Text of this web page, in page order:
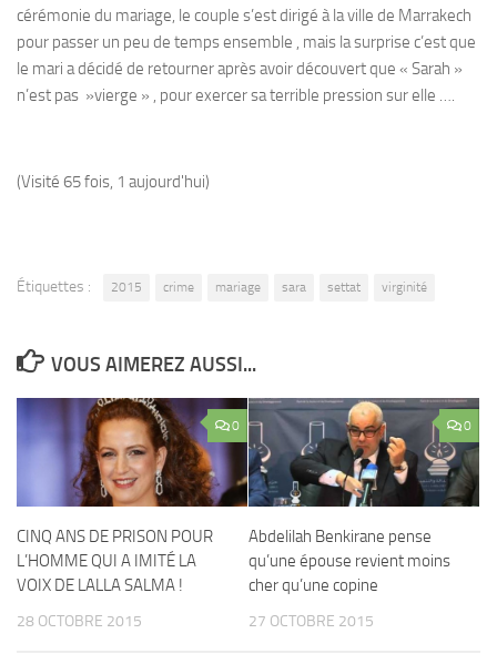
cérémonie du mariage, le couple s’est dirigé à la ville de Marrakech
pour passer un peu de temps ensemble , mais la surprise c’est que
le mari a décidé de retourner après avoir découvert que « Sarah »
n’est pas »vierge » , pour exercer sa terrible pression sur elle ….
(Visité 65 fois, 1 aujourd'hui)
Étiquettes : 2015 crime mariage sara settat virginité
VOUS AIMEREZ AUSSI...
0
CINQ ANS DE PRISON POUR
L’HOMME QUI A IMITÉ LA
VOIX DE LALLA SALMA !
28 OCTOBRE 2015
0
Abdelilah Benkirane pense
qu’une épouse revient moins
cher qu’une copine
27 OCTOBRE 2015